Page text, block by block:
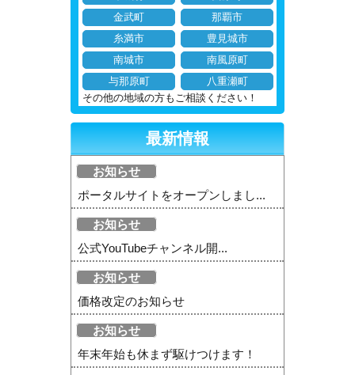
金武町
那覇市
糸満市
豊見城市
南城市
南風原町
与那原町
八重瀬町
その他の地域の方もご相談ください！
最新情報
お知らせ
ポータルサイトをオープンしまし...
お知らせ
公式YouTubeチャンネル開...
お知らせ
価格改定のお知らせ
お知らせ
年末年始も休まず駆けつけます！